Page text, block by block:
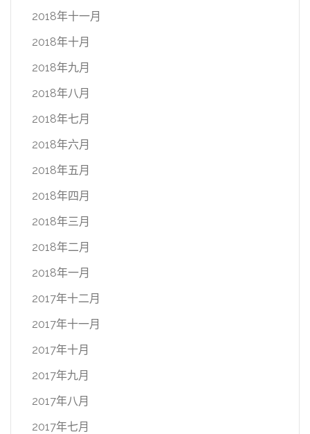
2018年十一月
2018年十月
2018年九月
2018年八月
2018年七月
2018年六月
2018年五月
2018年四月
2018年三月
2018年二月
2018年一月
2017年十二月
2017年十一月
2017年十月
2017年九月
2017年八月
2017年七月